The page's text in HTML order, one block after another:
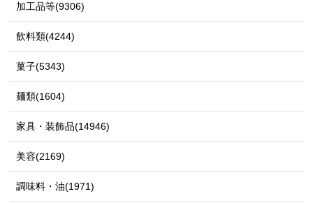
加工品等(9306)
飲料類(4244)
菓子(5343)
麺類(1604)
家具・装飾品(14946)
美容(2169)
調味料・油(1971)